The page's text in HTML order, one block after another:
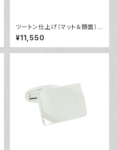
ツートン仕上げ（マット＆鏡面）カ
フリンクス VQC-0804
¥11,550